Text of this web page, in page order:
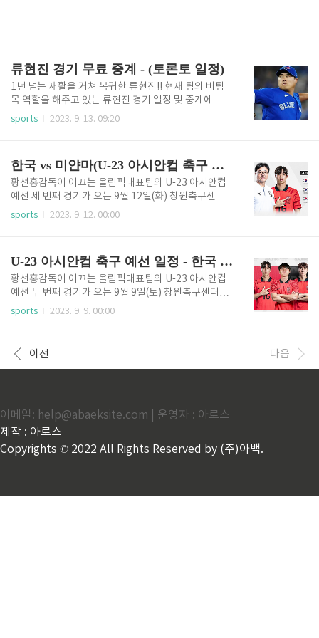
류현진 경기 무료 중계 - (토론토 일정)
1년 넘는 재활을 거쳐 복귀한 류현진!! 현재 팀의 버팀
목 역할을 해주고 있는 류현진 경기 일정 및 중계에 대
해서 본문에서 자세히 알아보겠습니다. 자동목차 류현
진 경기 중계 류현진 경기는 총 3가지 방식(TV와 OTT,
아래에서 SPOTV 편성표를 확인할 수 있습니다. SPOT
V 편성표 SPOTV 채널 번호는 다음과 같습니다. SK브
랜드밴드 : 986번 KT : 51번 LG U+ : 107번 SPOTV는
ON, SPOTV ON2 구성으로 월 10,780원) 2. OTT로
sports 2023. 9. 13. 09:20
한국 vs 미얀마(U-23 아시안컵 축구 예선)
황선홍감독이 이끄는 올림픽대표팀의 U-23 아시안컵
예선 세 번째 경기가 오는 9월 12일(화) 창원축구센터
에서 열립니다. 현재 1승 1패로 B조 1위로 달리고 있습
니다. U-23 아시안컵 축구 예선 일정과 중계, 예매에 대
청이 가능합니다. 1. TV 시청 TV에서 시청할려면 TV조
선를 통해서 볼 수가 있습니다 TV조선 바로가기 TV 채
널은 다음과 같습니다. SK브로드밴드 : 20번 채널 KT :
팡플레이를 통해 온라인으로 시청이 가능합니다. 쿠팡
시 쿠팡플레이를 무료로 이용..
sports 2023. 9. 12. 00:00
U-23 아시안컵 축구 예선 일정 - 한국 vs 키르기스스탄
황선홍감독이 이끄는 올림픽대표팀의 U-23 아시안컵
예선 두 번째 경기가 오는 9월 9일(토) 창원축구센터에
서 열립니다. 첫 번째 경기의 패배로 이 경기가 더욱 중
요하게 되었습니다. U-23 아시안컵 축구 예선 일정과
아시안게임 바로가기 U-23 아시안컵 중계 방송 이번 U
-23 아시안컵 중계 방송을 시청하려는 팬들을 위해 TV
다. SK브로드밴드 : 20번 채널 KT : 19번 채널 LG U+ :
19번 채널 2. PC 및 휴대폰으로 시청하기 만약 TV로 시
청이 어려우시다면 쿠팡플레이..
sports 2023. 9. 9. 00:00
이전 다음
이메일: help@abaeksite.com | 운영자 : 아로스
제작 : 아로스
Copyrights © 2022 All Rights Reserved by (주)아백.